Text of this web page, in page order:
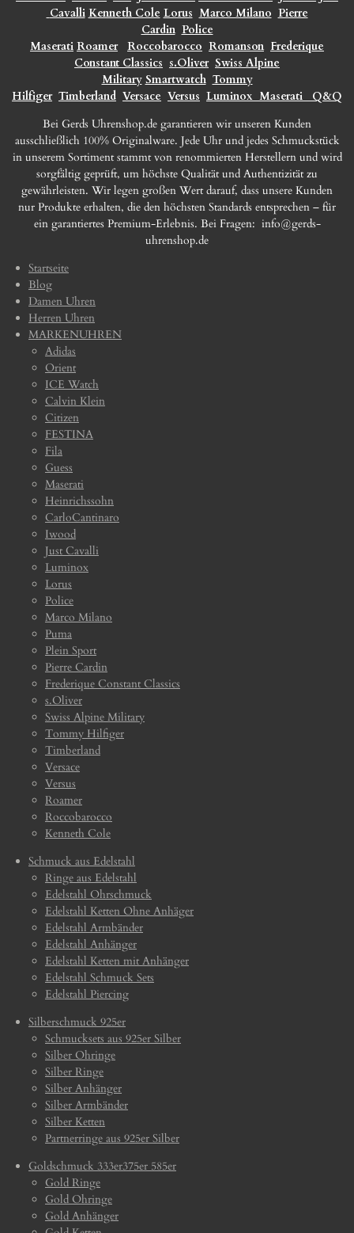
Cavalli Kenneth Cole Lorus Marco Milano Pierre
Cardin Police
Maserati Roamer Roccobarocco Romanson Frederique
Constant Classics s.Oliver Swiss Alpine
Military Smartwatch Tommy
Hilfiger Timberland Versace Versus Luminox Maserati
Q&Q
Bei Gerds Uhrenshop.de garantieren wir unseren Kunden
ausschließlich 100% Originalware. Jede Uhr und jedes Schmuckstück
in unserem Sortiment stammt von renommierten Herstellern und wird
sorgfältig geprüft, um höchste Qualität und Authentizität zu
gewährleisten. Wir legen großen Wert darauf, dass unsere Kunden
nur Produkte erhalten, die den höchsten Standards entsprechen – für
ein garantiertes Premium-Erlebnis. Bei Fragen: info@gerds-
uhrenshop.de
Startseite
Blog
Damen Uhren
Herren Uhren
MARKENUHREN
Adidas
Orient
ICE Watch
Calvin Klein
Citizen
FESTINA
Fila
Guess
Maserati
Heinrichssohn
CarloCantinaro
Iwood
Just Cavalli
Luminox
Lorus
Police
Marco Milano
Puma
Plein Sport
Pierre Cardin
Frederique Constant Classics
s.Oliver
Swiss Alpine Military
Tommy Hilfiger
Timberland
Versace
Versus
Roamer
Roccobarocco
Kenneth Cole
Schmuck aus Edelstahl
Ringe aus Edelstahl
Edelstahl Ohrschmuck
Edelstahl Ketten Ohne Anhäger
Edelstahl Armbänder
Edelstahl Anhänger
Edelstahl Ketten mit Anhänger
Edelstahl Schmuck Sets
Edelstahl Piercing
Silberschmuck 925er
Schmucksets aus 925er Silber
Silber Ohringe
Silber Ringe
Silber Anhänger
Silber Armbänder
Silber Ketten
Partnerringe aus 925er Silber
Goldschmuck 333er375er 585er
Gold Ringe
Gold Ohringe
Gold Anhänger